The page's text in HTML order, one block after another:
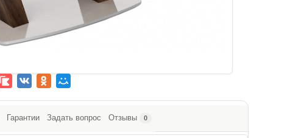
Гарантии Задать вопрос Отзывы 0